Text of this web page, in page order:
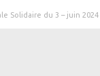
Solidaire du 3 – juin 2024